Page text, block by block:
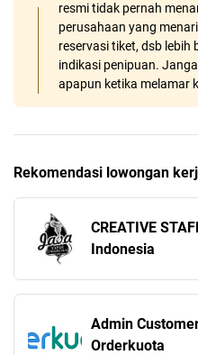
resmi tidak pernah
perusahaan yang
reservasi tiket, dsb lebih
indikasi penipuan.
apapun ketika melamar
Rekomendasi lowongan
CREATIVE
Indonesia
Admin
Orderkuota